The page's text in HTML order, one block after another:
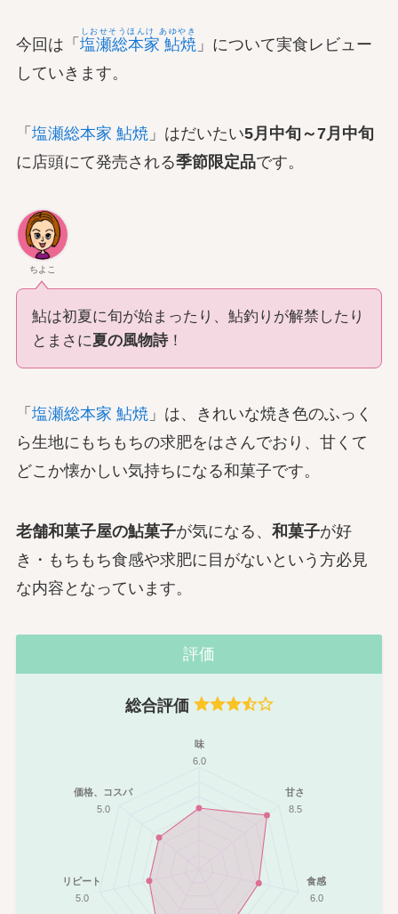
今回は「 塩瀬総本家 鮎焼
しおせそうほんけ あゆやき
」について実食レビュー
していきます。
「 塩瀬総本家 鮎焼 」はだいたい5月中旬～7月中旬
に店頭にて発売される季節限定品です。
ちよこ
鮎は初夏に旬が始まったり、鮎釣りが解禁したり
とまさに夏の風物詩！
「 塩瀬総本家 鮎焼」は、きれいな焼き色のふっく
ら生地にもちもちの求肥をはさんでおり、甘くて
どこか懐かしい気持ちになる和菓子です。
老舗和菓子屋の鮎菓子が気になる、 和菓子が好
き・もちもち食感や求肥に目がないという方必見
な内容となっています。
評価
総合評価
味
6.0
甘さ
8.5
食感
6.0
リピート
5.0
価格、コスパ
5.0